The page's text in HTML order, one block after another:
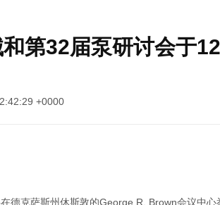
第32届泵研讨会于
+0000
德克萨斯州休斯敦的George R. Brown会议中心